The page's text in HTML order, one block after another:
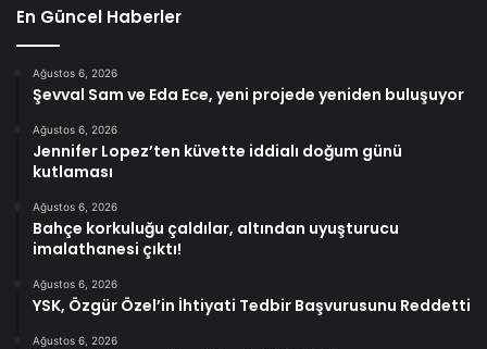
En Güncel Haberler
Ağustos 6, 2026
Şevval Sam ve Eda Ece, yeni projede yeniden buluşuyor
Ağustos 6, 2026
Jennifer Lopez’ten küvette iddialı doğum günü
kutlaması
Ağustos 6, 2026
Bahçe korkuluğu çaldılar, altından uyuşturucu
imalathanesi çıktı!
Ağustos 6, 2026
YSK, Özgür Özel’in İhtiyati Tedbir Başvurusunu Reddetti
Ağustos 6, 2026